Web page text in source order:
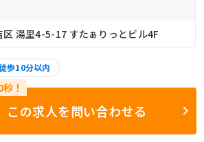
区 湯里4-5-17 すたぁりっとビル4F
歩10分以内
この求人を問い合わせる